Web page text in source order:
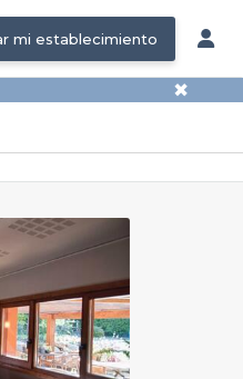
mi establecimiento
✖